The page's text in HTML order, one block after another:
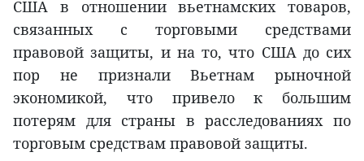
США в отношении вьетнамских товаров,
связанных с торговыми средствами
правовой защиты, и на то, что США до сих
пор не признали Вьетнам рыночной
экономикой, что привело к большим
потерям для страны в расследованиях по
торговым средствам правовой защиты.